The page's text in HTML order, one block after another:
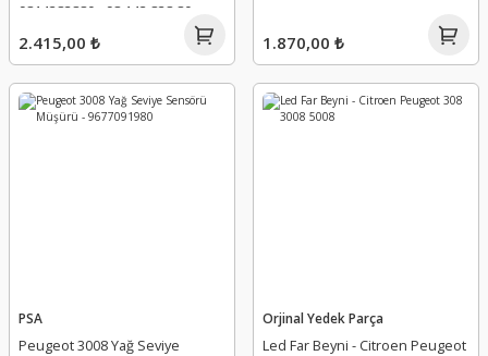
9814383880 - 98.143.838.80 -
1818879417
2.415,00 ₺ 1.870,00 ₺
PSA
Peugeot 3008 Yağ Seviye
Orjinal Yedek Parça
Led Far Beyni - Citroen Peugeot